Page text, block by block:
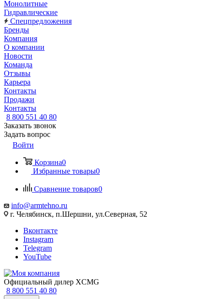
Монолитные
Гидравлические
Спецпредложения
Бренды
Компания
О компании
Новости
Команда
Отзывы
Карьера
Контакты
Продажи
Контакты
8 800 551 40 80
Заказать звонок
Задать вопрос
Войти
Корзина0
Избранные товары0
Сравнение товаров0
info@armtehno.ru
г. Челябинск, п.Шершни, ул.Северная, 52
Вконтакте
Instagram
Telegram
YouTube
Официальный дилер XCMG
8 800 551 40 80